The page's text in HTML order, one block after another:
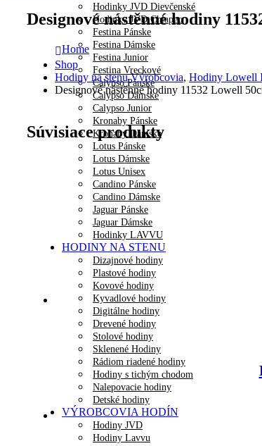
Hodinky JVD Dievčenské
Hodinky JVD Chlapec
Festina Pánske
Festina Dámske
Festina Junior
Festina Vreckové
Calypso Pánske
Calypso Dámske
Calypso Junior
Kronaby Pánske
Kronaby Dámske
Lotus Pánske
Lotus Dámske
Lotus Unisex
Candino Pánske
Candino Dámske
Jaguar Pánske
Jaguar Dámske
Hodinky LAVVU
HODINY NA STENU
Dizajnové hodiny
Plastové hodiny
Kovové hodiny
Kyvadlové hodiny
Digitálne hodiny
Drevené hodiny
Stolové hodiny
Sklenené Hodiny
Rádiom riadené hodiny
Hodiny s tichým chodom
Nalepovacie hodiny
Detské hodiny
VÝROBCOVIA HODÍN
Hodiny JVD
Hodiny Lavvu
Designové nástěnné hodiny
Home
Shop
Hodiny na stenu Výrobcovia, Hodiny Lowell
Designové nástěnné hodiny 11532 Lowell
Súvisiace produkty